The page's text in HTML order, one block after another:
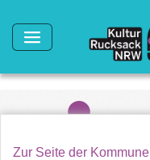
Zur Seite der Kommune